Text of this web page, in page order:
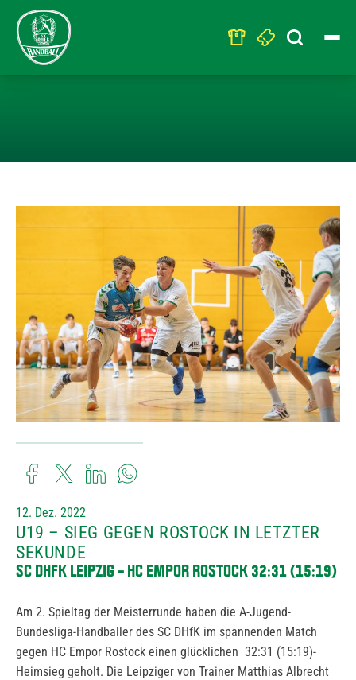
Search
for:
12. Dez. 2022
U19 – SIEG GEGEN ROSTOCK IN LETZTER
SEKUNDE
SC DHFK LEIPZIG – HC EMPOR ROSTOCK 32:31 (15:19)
Am 2. Spieltag der Meisterrunde haben die A-Jugend-
Bundesliga-Handballer des SC DHfK im spannenden Match
gegen HC Empor Rostock einen glücklichen 32:31 (15:19)-
Heimsieg geholt. Die Leipziger von Trainer Matthias Albrecht